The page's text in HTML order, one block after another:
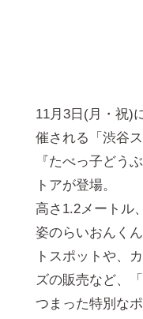
11月3日(月・祝)
催される「渋谷
『たべっ子どう
トアが登場。
高さ1.2メートル
姿のらいおんく
トスポットや、
ズの販売など、
つまった特別な